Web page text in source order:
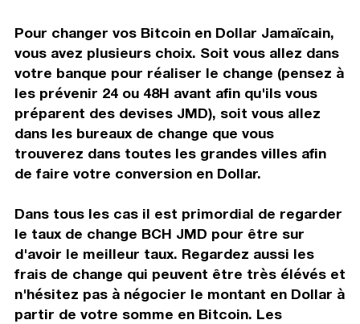
Pour changer vos Bitcoin en Dollar Jamaïcain,
vous avez plusieurs choix. Soit vous allez dans
votre banque pour réaliser le change (pensez à
les prévenir 24 ou 48H avant afin qu'ils vous
préparent des devises JMD), soit vous allez
dans les bureaux de change que vous
trouverez dans toutes les grandes villes afin
de faire votre conversion en Dollar.
Dans tous les cas il est primordial de regarder
le taux de change BCH JMD pour être sur
d'avoir le meilleur taux. Regardez aussi les
frais de change qui peuvent être très élévés et
n'hésitez pas à négocier le montant en Dollar à
partir de votre somme en Bitcoin. Les